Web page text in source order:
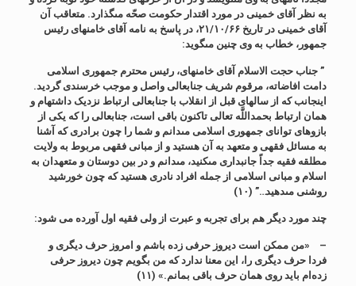
به نظر آقاى خمینى در مورد اقتدار حکومت صحّه مى‏گذارد. متعاقب آن
آقاى خمینى در تاریخ ۲۱/۱۰/۶۶، در پاسخ به نامه آقاى خامنه‏اى رئیس
جمهور، خطاب به وى چنین مى‏گوید:
” جناب حجت الاسلام آقاى خامنه‏اى، رئیس محترم جمهورى اسلامى
دامت افاضاته، مرقوم شریف جنابعالى واصل و موجب خرسندى گردید.
اینجانب که از سالهاى قبل از انقلاب با جنابعالى ارتباط نزدیک داشته‏ام و
همان ارتباط بحمداللَّه تعالى تاکنون باقى است، جنابعالى را که یکى از
بازوهاى تواناى جمهورى اسلامى مى‏دانم و شما را چون برادرى که آشنا
به مسائل فقهى و متعهد به آن هستید و از مبانى فقهى مربوط به ولایت
مطلقه فقیه جداً جانبدارى مى‏کنید، مى‏دانم و در بین دوستان و متعهدان به
اسلام و مبانى اسلامى از جمله افراد نادرى هستید که چون خورشید
روشنى مى‏دهید…” (۱۰)
چند مورد دیگر هم برای تجربه و عبرت از ولی فقیه اول آورده می شود:
– «من ممکن است دیروز حرفی زده باشم و امروز حرف دیگری و
فردا حرف دیگری را، این معنا ندارد که من بگویم چون دیروز حرفی
زده‌ام باید روی همان حرف باقی بمانم.» (۱۱)